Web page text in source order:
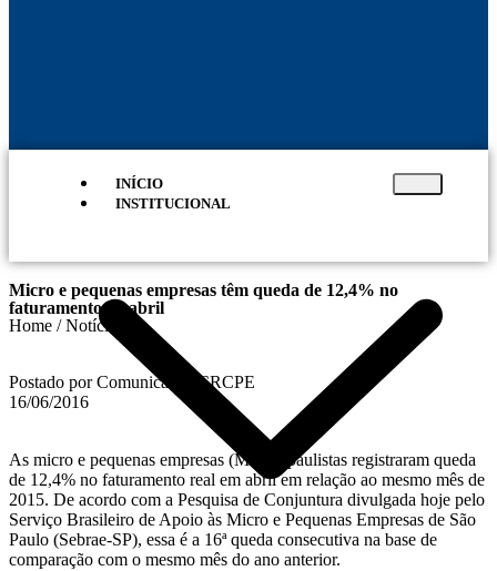
INÍCIO
INSTITUCIONAL
Micro e pequenas empresas têm queda de 12,4% no
faturamento de abril
Home / Notícias
Postado por Comunicação CRCPE
16/06/2016
As micro e pequenas empresas (MPEs) paulistas registraram queda
de 12,4% no faturamento real em abril em relação ao mesmo mês de
2015. De acordo com a Pesquisa de Conjuntura divulgada hoje pelo
Serviço Brasileiro de Apoio às Micro e Pequenas Empresas de São
Paulo (Sebrae-SP), essa é a 16ª queda consecutiva na base de
comparação com o mesmo mês do ano anterior.